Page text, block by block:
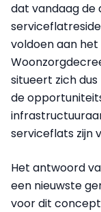
dat vandaag de
voldoen aan
situeert zich
de
serviceflats zijn
Het antwoord
een nieuwste
voor dit